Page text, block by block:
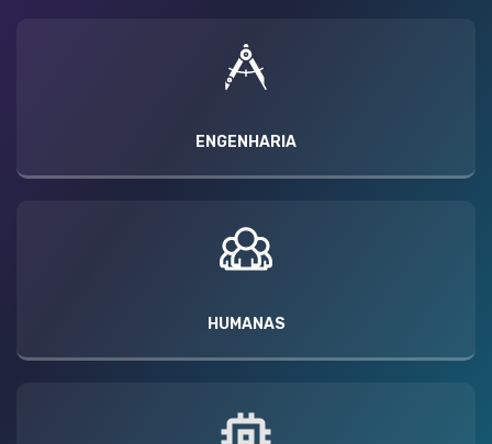
ENGENHARIA
HUMANAS